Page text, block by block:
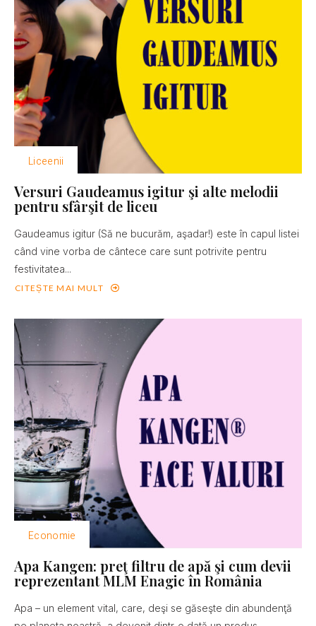
Liceenii
Versuri Gaudeamus igitur şi alte melodii
pentru sfârşit de liceu
Gaudeamus igitur (Să ne bucurăm, aşadar!) este în capul listei
când vine vorba de cântece care sunt potrivite pentru
festivitatea...
CITEȘTE MAI MULT
Economie
Apa Kangen: preţ filtru de apă şi cum devii
reprezentant MLM Enagic în România
Apa – un element vital, care, deşi se găseşte din abundenţă